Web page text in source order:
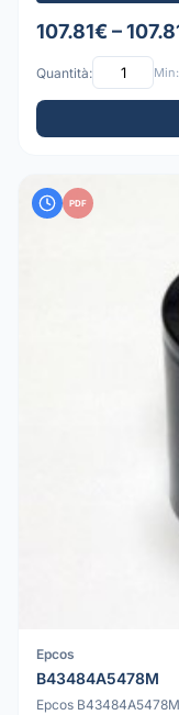
107.81€ –
Quantità:
PDF
Epcos
B43484A5478M
Epcos